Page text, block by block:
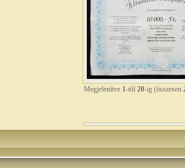
Megjelenítve 1-től 20-ig (összesen